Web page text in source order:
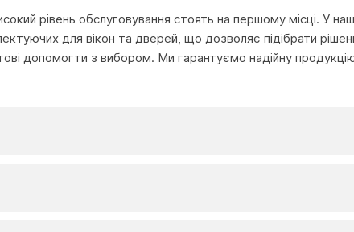
рівень обслуговування стоять на першому місці. У
для вікон та дверей, що дозволяє підібрати
допомогти з вибором. Ми гарантуємо надійну